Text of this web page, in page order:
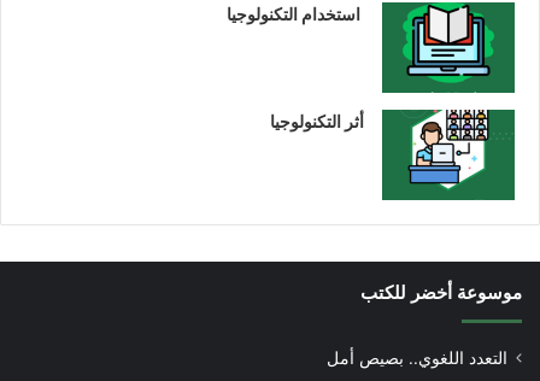
استخدام التكنولوجيا
أثر التكنولوجيا
موسوعة أخضر للكتب
التعدد اللغوي.. بصيص أمل